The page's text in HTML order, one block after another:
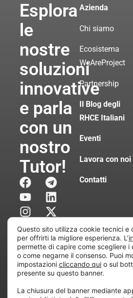
Esplora
le
nostre
soluzioni
innovative
e parla
con un
nostro
Tutor!
Azienda
Chi siamo
Ecosistema
WeAreProject
Partnership
Il Blog degli
RHCE Italiani
Eventi
Lavora con noi
Contatti
all’attività di direzione e
Questo sito utilizza cookie tecnici e
per offrirti la migliore esperienza. L’
permette di capire come scegliere i
o come negarne il consenso. Puoi
impostazioni cliccando qui o sul
presente su questo banner.
La chiusura del banner mediante